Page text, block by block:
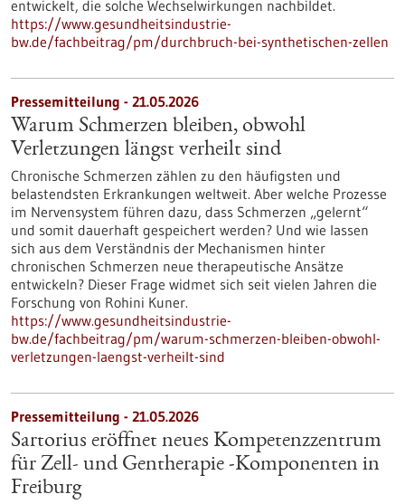
entwickelt, die solche Wechselwirkungen nachbildet.
https://www.gesundheitsindustrie-
bw.de/fachbeitrag/pm/durchbruch-bei-synthetischen-zellen
Pressemitteilung - 21.05.2026
Warum Schmerzen bleiben, obwohl
Verletzungen längst verheilt sind
Chronische Schmerzen zählen zu den häufigsten und
belastendsten Erkrankungen weltweit. Aber welche Prozesse
im Nervensystem führen dazu, dass Schmerzen „gelernt“
und somit dauerhaft gespeichert werden? Und wie lassen
sich aus dem Verständnis der Mechanismen hinter
chronischen Schmerzen neue therapeutische Ansätze
entwickeln? Dieser Frage widmet sich seit vielen Jahren die
Forschung von Rohini Kuner.
https://www.gesundheitsindustrie-
bw.de/fachbeitrag/pm/warum-schmerzen-bleiben-obwohl-
verletzungen-laengst-verheilt-sind
Pressemitteilung - 21.05.2026
Sartorius eröffnet neues Kompetenzzentrum
für Zell- und Gentherapie ‑Komponenten in
Freiburg